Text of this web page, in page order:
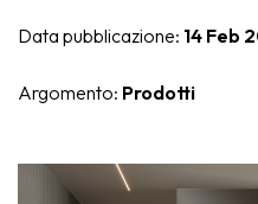
Data pubblicazione: 14 Feb
Argomento: Prodotti
Eos
Nike
Mensole
Complementi d'arredo